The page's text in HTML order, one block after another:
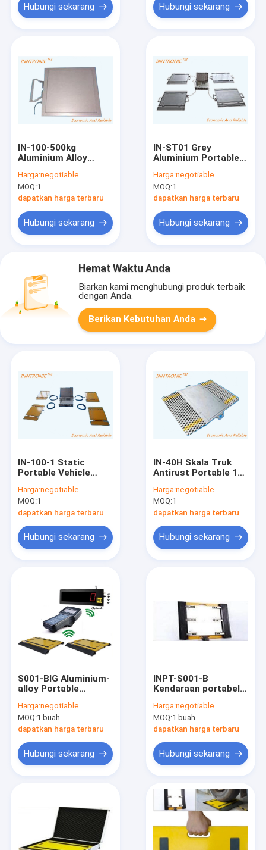
Produk
Tentang kita
Hubungi sekarang Hubungi sekarang
IN-100-500kg
Aluminium Alloy
pad berat 0,3%FS
Axle Car Weight
Scale IP66 Untuk
Harga:negotiable
MOQ:1
dapatkan harga terbaru
Hubungi sekarang
IN-ST01 Grey
Aluminium Portable
10t,20t,40t 4 pad
Untuk mobil dengan
berat IP66 7.5V/3A
Harga:negotiable
MOQ:1
dapatkan harga terbaru
Hubungi sekarang
Hemat Waktu Anda
Biarkan kami menghubungi produk terbaik
dengan Anda.
Berikan Kebutuhan Anda
IN-100-1 Static
Portable Vehicle
500kg,1t,2t dengan
indikator Untuk Truk
Kecepatan empat
saluran 0,1-0,3%FS
Harga:negotiable
MOQ:1
dapatkan harga terbaru
Hubungi sekarang
IN-40H Skala Truk
Antirust Portable 10,
Berat Poros
Kendaraan dengan
Ramp IP66
Membedakan
1,0±0,1mV/V
Harga:negotiable
MOQ:1
dapatkan harga terbaru
Hubungi sekarang
S001-BIG Aluminium-
alloy Portable
Duty Truck Scale
IP6510km/H 40T
untuk berat mobil
Harga:negotiable
MOQ:1 buah
dapatkan harga terbaru
Hubungi sekarang
INPT-S001-B
Kendaraan portabel
dinamis Poros truk
IP65 40T 15mV
dengan indikator
Harga:negotiable
MOQ:1 buah
dapatkan harga terbaru
Hubungi sekarang